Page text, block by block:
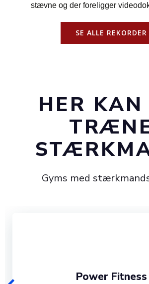
stævne og der foreligger
SE ALLE REKORDER
HER KAN
Gyms med
Power Fitness